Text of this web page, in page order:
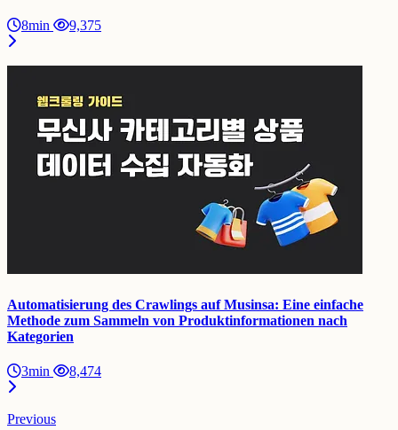
8min 9,375
Automatisierung des Crawlings auf Musinsa: Eine einfache
Methode zum Sammeln von Produktinformationen nach
Kategorien
3min 8,474
Previous